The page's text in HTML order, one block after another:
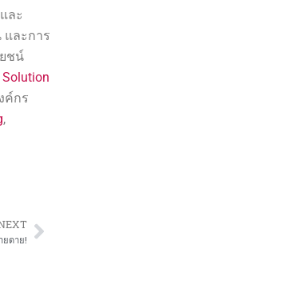
ละ
ละการ
ชน์
ค์กร
,
ยดาย! Next